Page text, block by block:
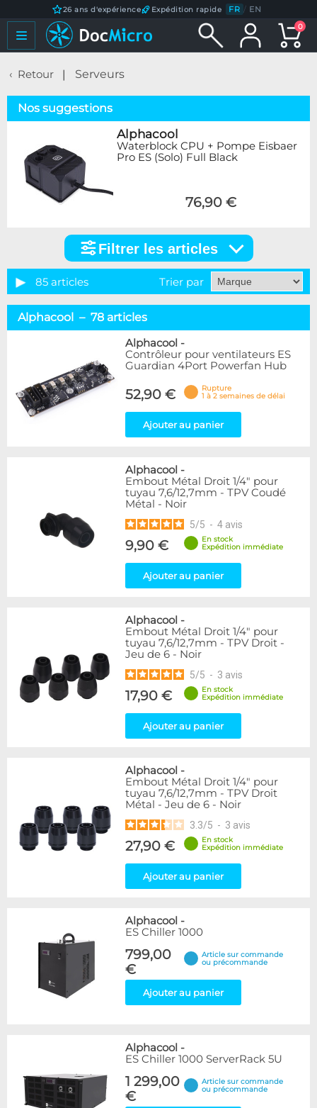
26 ans d'expérience Expédition rapide FR / EN
0
Retour Serveurs
Nos suggestions
Alphacool
Waterblock CPU + Pompe Eisbaer
Pro ES (Solo) Full Black
76,90 €
articles
Catégorie
Racks & chiller
17
Réservoirs & pompes
13
Radiateurs
13
Raccords & tuyaux
17
Liquides
2
Accessoires
78
7
Disponibilité / Promotions
Articles en stock
Articles en promotions
Filtrer les articles
85 articles Trier par
Alphacool – 78 articles
Alphacool -
Contrôleur pour ventilateurs ES
Guardian 4Port Powerfan Hub
52,90 €
Rupture
1 à 2 semaines de délai
Ajouter au panier
Alphacool -
Embout Métal Droit 1/4" pour
tuyau 7,6/12,7mm - TPV Coudé
Métal - Noir
5/5 - 4 avis
9,90 €
En stock
Expédition immédiate
Ajouter au panier
Alphacool -
Embout Métal Droit 1/4" pour
tuyau 7,6/12,7mm - TPV Droit -
Jeu de 6 - Noir
5/5 - 3 avis
17,90 €
En stock
Expédition immédiate
Ajouter au panier
Alphacool -
Embout Métal Droit 1/4" pour
tuyau 7,6/12,7mm - TPV Droit
Métal - Jeu de 6 - Noir
3.3/5 - 3 avis
27,90 €
En stock
Expédition immédiate
Ajouter au panier
Alphacool -
ES Chiller 1000
799,00
€
Article sur commande
ou précommande
Ajouter au panier
Alphacool -
ES Chiller 1000 ServerRack 5U
1 299,00
€
Article sur commande
ou précommande